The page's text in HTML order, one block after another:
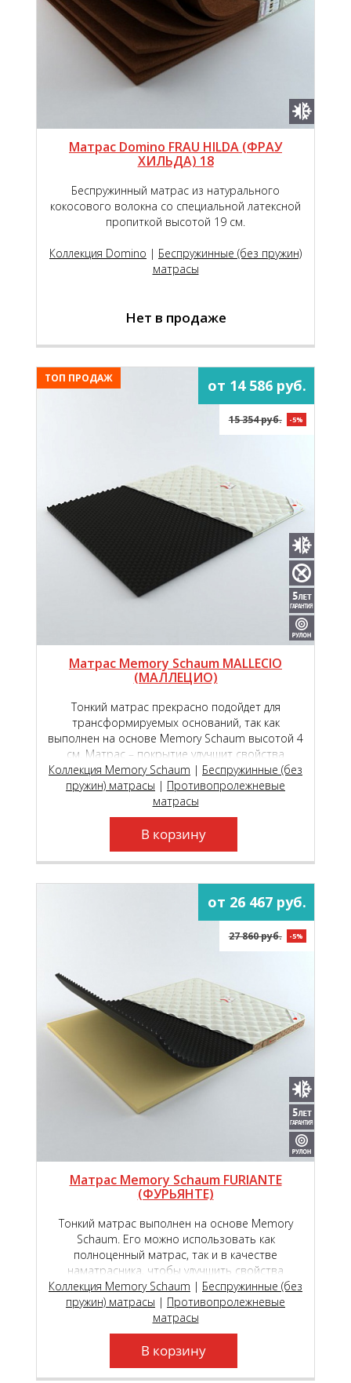
Матрас Domino FRAU HILDA (ФРАУ
ХИЛЬДА) 18
Беспружинный матрас из натурального
кокосового волокна со специальной латексной
пропиткой высотой 19 см.
Коллекция Domino | Беспружинные (без пружин)
матрасы
Нет в продаже
ТОП ПРОДАЖ от 14 586 руб.
15 354 руб. -5%
Матрас Memory Schaum MALLECIO
(МАЛЛЕЦИО)
Тонкий матрас прекрасно подойдет для
трансформируемых оснований, так как
выполнен на основе Memory Schaum высотой 4
см. Матрас – покрытие улучшит свойства
любого матраса.
Коллекция Memory Schaum | Беспружинные (без
пружин) матрасы | Противопролежневые
матрасы
В корзину
от 26 467 руб.
27 860 руб. -5%
Матрас Memory Schaum FURIANTE
(ФУРЬЯНТЕ)
Тонкий матрас выполнен на основе Memory
Schaum. Его можно использовать как
полноценный матрас, так и в качестве
наматрасника, чтобы улучшить свойства
основного матраса. Прекрасно подойдет для
трансформируемых оснований.
Коллекция Memory Schaum | Беспружинные (без
пружин) матрасы | Противопролежневые
матрасы
В корзину